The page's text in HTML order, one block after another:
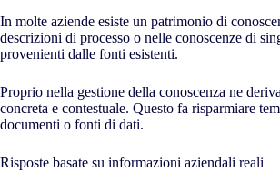
In molte aziende esiste un patrimonio di
descrizioni di processo o nelle conoscenze di
provenienti dalle fonti esistenti.
Proprio nella gestione della conoscenza ne
concreta e contestuale. Questo fa risparmiare
documenti o fonti di dati.
Risposte basate su informazioni aziendali reali